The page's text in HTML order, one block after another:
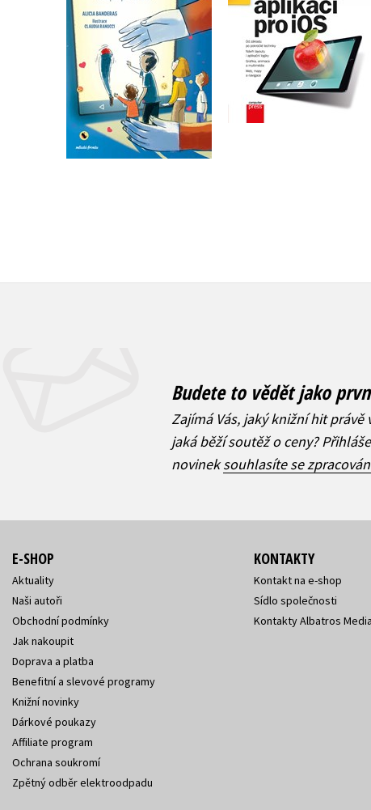
Do košíku
369 Kč
295 Kč
Do košíku
Budete to vědět jako
Zajímá Vás, jaký knižní hit
jaká běží soutěž o ceny?
novineksouhlasíte se
E-SHOP
Aktuality
Naši autoři
Obchodní podmínky
Jak nakoupit
Doprava a platba
Benefitní a slevové programy
Knižní novinky
Dárkové poukazy
Affiliate program
Ochrana soukromí
Zpětný odběr elektroodpadu
KONTAKTY
Kontakt na e-shop
Sídlo společnosti
Kontakty Albatros Media